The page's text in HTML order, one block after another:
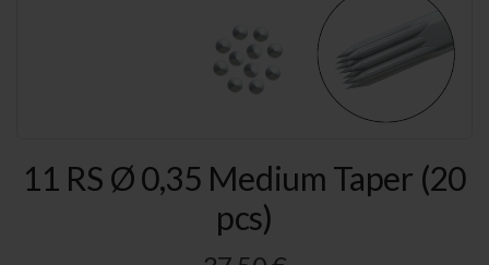
all'inizio
della
11 RS Ø 0,35 Medium Taper (20
pcs)